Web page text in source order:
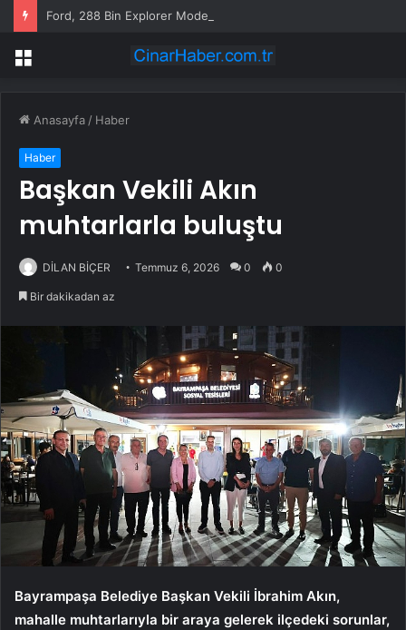
Menü
Anasayfa / Haber
Haber
Başkan Vekili Akın
muhtarlarla buluştu
DİLAN BİÇER Temmuz 6, 2026 0 0
Bir dakikadan az
Bayrampaşa Belediye Başkan Vekili İbrahim Akın,
mahalle muhtarlarıyla bir araya gelerek ilçedeki sorunlar,